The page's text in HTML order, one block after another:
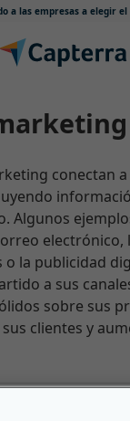
a las empresas a elegir
contenido
conectan
Algunos
electrónico,
o la publicidad
a sus
sobre sus
clientes y